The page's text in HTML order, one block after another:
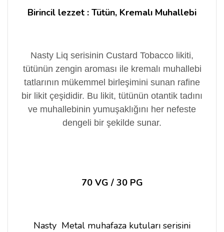
Birincil lezzet : Tütün, Kremalı Muhallebi
Nasty Liq serisinin Custard Tobacco likiti,
tütünün zengin aroması ile kremalı muhallebi
tatlarının mükemmel birleşimini sunan rafine
bir likit çeşididir. Bu likit, tütünün otantik tadını
ve muhallebinin yumuşaklığını her nefeste
dengeli bir şekilde sunar.
70 VG / 30 PG
Nasty Metal muhafaza kutuları serisini